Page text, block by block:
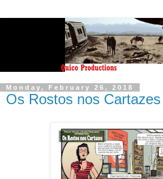
Monday, February 26, 2018
Os Rostos nos